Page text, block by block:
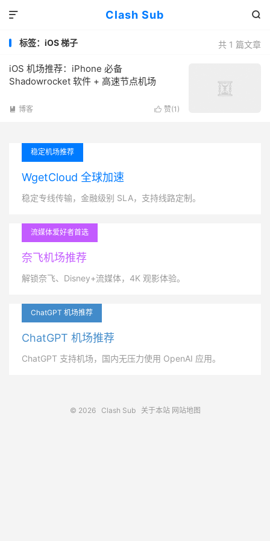
Clash Sub 

共 1 篇文章
标签：iOS 梯子
iOS 机场推荐：iPhone 必备
Shadowrocket 软件 + 高速节点机场
 赞(1 )
 博客
稳定机场推荐
WgetCloud 全球加速
稳定专线传输，金融级别 SLA，支持线路定制。
流媒体爱好者首选
奈飞机场推荐
解锁奈飞、Disney+流媒体，4K 观影体验。
ChatGPT 机场推荐
ChatGPT 机场推荐
ChatGPT 支持机场，国内无压力使用 OpenAI 应用。
© 2026 Clash Sub 关于本站 网站地图